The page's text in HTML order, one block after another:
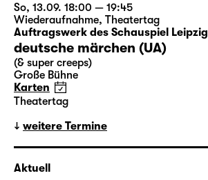
So, 13.09. 18:00 — 19:45
Wiederaufnahme, Theatertag
Auftragswerk des Schauspiel Leipzig
deutsche märchen (UA)
(& super creeps)
Große Bühne
Karten
Theatertag
weitere Termine
Aktuell